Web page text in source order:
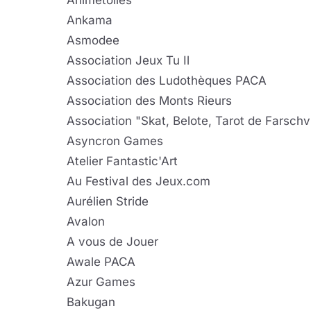
Ankama
Asmodee
Association Jeux Tu Il
Association des Ludothèques PACA
Association des Monts Rieurs
Association "Skat, Belote, Tarot de
Asyncron Games
Atelier Fantastic'Art
Au Festival des Jeux.com
Aurélien Stride
Avalon
A vous de Jouer
Awale PACA
Azur Games
Bakugan